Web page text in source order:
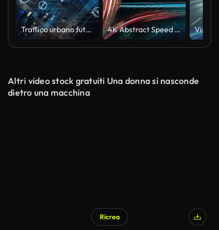
Traffico urbano futuristico 4K Abstract Speed motion in highway road
Altri video stock gratuiti Una donna si nasconde
dietro una macchina
Ricrea